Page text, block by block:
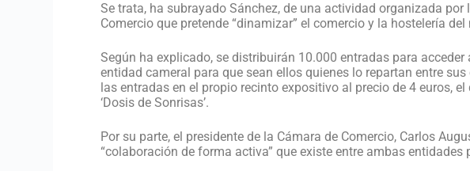
Se trata, ha subrayado Sánchez, de una actividad organizada
Comercio que pretende “dinamizar” el comercio y la hostelería
Según ha explicado, se distribuirán 10.000 entradas para
entidad cameral para que sean ellos quienes lo repartan entre
las entradas en el propio recinto expositivo al precio de 4 euros,
‘Dosis de Sonrisas’.
Por su parte, el presidente de la Cámara de Comercio, Carlos
“colaboración de forma activa” que existe entre ambas